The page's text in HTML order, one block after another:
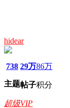
hidear
738
主题
29万
帖子
86万
积分
超级VIP